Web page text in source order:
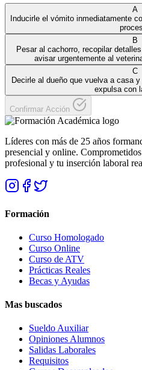
A
Inducirle el vómito inmediatamente
B
Pesar al cachorro, recopilar
avisar urgentemente al
C
Decirle al dueño que vuelva a casa
expulsa con
Confirmar Acción
Líderes con más de 25 años
presencial y online.
profesional y tu inserción laboral
Formación
Curso Homologado
Curso Online
Curso de ATV
Prácticas Reales
Becas y Ayudas
Mas buscados
Sueldo Auxiliar
Opiniones Alumnos
Salidas Laborales
Requisitos